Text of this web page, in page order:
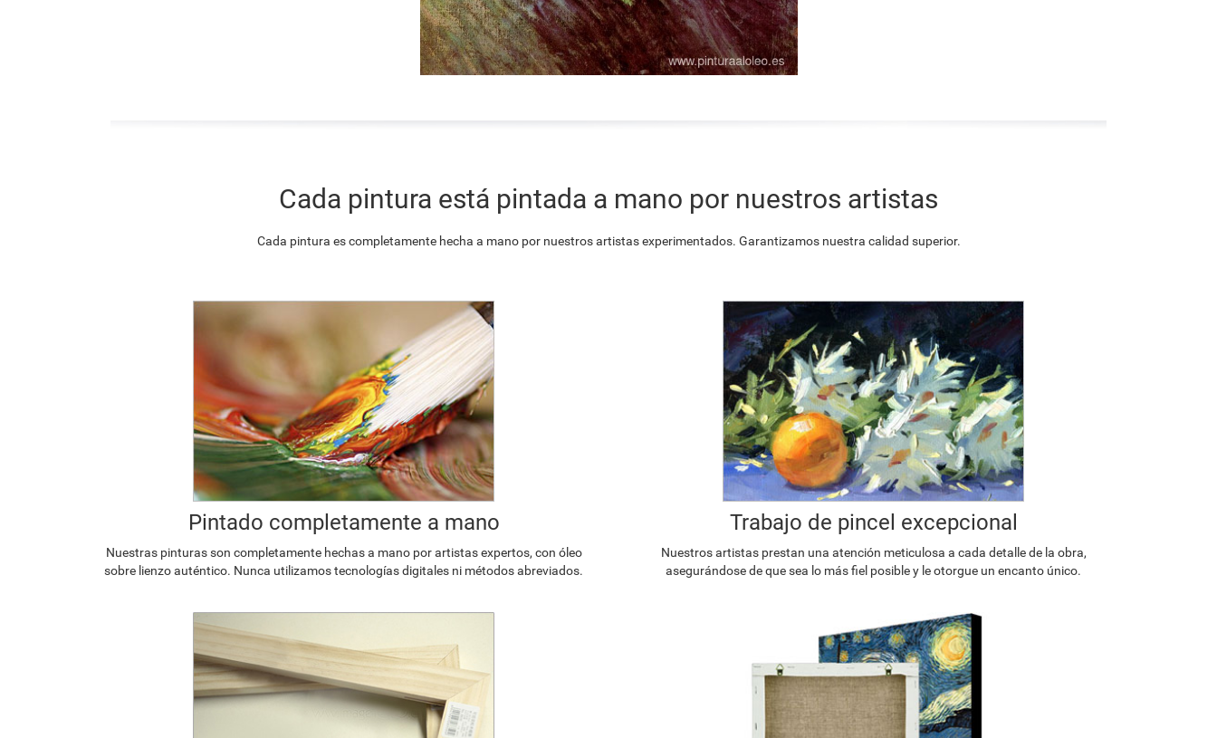
Cada pintura está pintada a mano por nuestros artistas
Cada pintura es completamente hecha a mano por nuestros artistas experimentados. Garantizamos nuestra calidad superior.
Pintado completamente a mano
Nuestras pinturas son completamente hechas a mano por artistas expertos, con óleo
sobre lienzo auténtico. Nunca utilizamos tecnologías digitales ni métodos abreviados.
Trabajo de pincel excepcional
Nuestros artistas prestan una atención meticulosa a cada detalle de la obra,
asegurándose de que sea lo más fiel posible y le otorgue un encanto único.